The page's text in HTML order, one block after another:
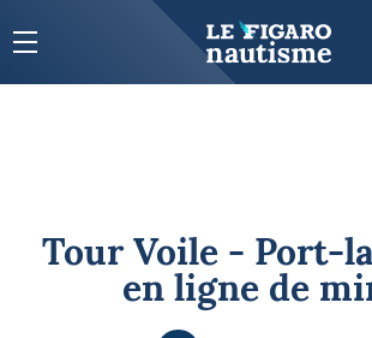
Tour Voile - Port-
en ligne de